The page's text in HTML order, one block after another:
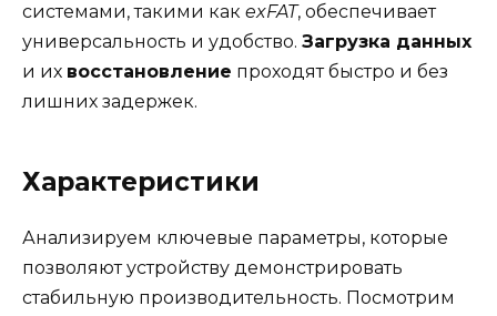
системами, такими как exFAT, обеспечивает
универсальность и удобство. Загрузка данных
и их восстановление проходят быстро и без
лишних задержек.
Характеристики
Анализируем ключевые параметры, которые
позволяют устройству демонстрировать
стабильную производительность. Посмотрим